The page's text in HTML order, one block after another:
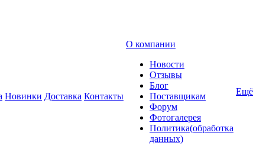
Новинки Доставка Контакты
О компании
Новости
Отзывы
Блог
Поставщикам
Форум
Фотогалерея
Политика(обработка
данных)
Ещё